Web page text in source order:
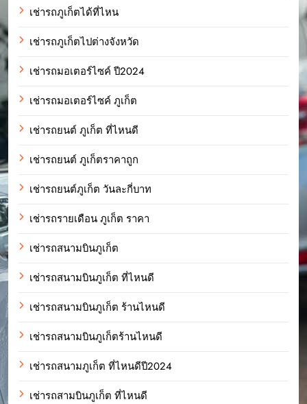
เช่ารถภูเก็ตได้ที่ไหน
เช่ารถภูเก็ตไปต่างจังหวัด
เช่ารถมอเตอร์ไซค์ ปี2024
เช่ารถมอเตอร์ไซค์ ภูเก็ต
เช่ารถยนต์ ภูเก็ต ที่ไหนดี
เช่ารถยนต์ ภูเก็ตราคาถูก
เช่ารถยนต์ภูเก็ต วันละกี่บาท
เช่ารถรายเดือน ภูเก็ต ราคา
เช่ารถสนามบินภูเก็ต
เช่ารถสนามบินภูเก็ต ที่ไหนดี
เช่ารถสนามบินภูเก็ต ร้านไหนดี
เช่ารถสนามบินภูเก็ตร้านไหนดี
เช่ารถสนามภูเก็ต ที่ไหนดีปี2024
เช่ารถสามบินภูเก็ต ที่ไหนดี